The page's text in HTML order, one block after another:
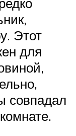
Этот
для
совпадал